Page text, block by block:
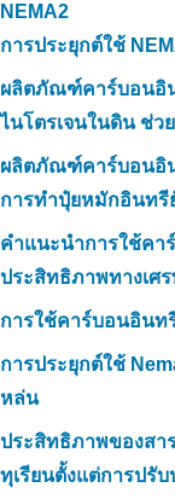
NEMA2
การประยุกต์ใช้
ผลิตภัณฑ์คาร์บอนอิน
ไนโตรเจนในดิน ช่ว
ผลิตภัณฑ์คาร์บอนอิ
การทำปุ๋ยหมักอินท
คำแนะนำการใช้คา
ประสิทธิภาพทางเศ
การใช้คาร์บอนอินท
การประยุกต์ใช้
หล่น
ประสิทธิภาพของสา
ทุเรียนตั้งแต่การปรั